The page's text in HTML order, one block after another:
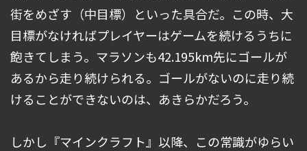
街をめざす（中目標）といった具合だ。この時、大
目標がなければプレイヤーはゲームを続けるうちに
飽きてしまう。マラソンも42.195km先にゴールが
あるから走り続けられる。ゴールがないのに走り続
けることができないのは、あきらかだろう。
しかし『マインクラフト』以降、この常識がゆらい